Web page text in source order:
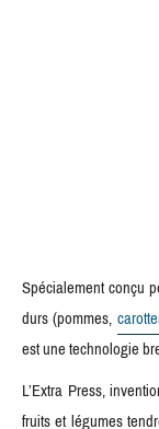
Spécialement conçu
durs (pommes,
est une technologie
L’Extra Press,
fruits et légumes